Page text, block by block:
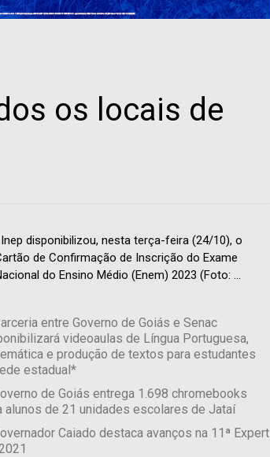
os locais de
Inep disponibilizou, nesta terça-feira (24/10), o
de Confirmação de Inscrição do Exame
do Ensino Médio (Enem) 2023 (Foto: ...
entre Governo de Goiás e Senac
videoaulas de Língua Portuguesa,
e produção de textos para estudantes
estadual*
de Goiás entrega 1.698 chromebooks
alunos de 21 unidades escolares de Jataí
Caiado destaca avanços na 11ª Expert